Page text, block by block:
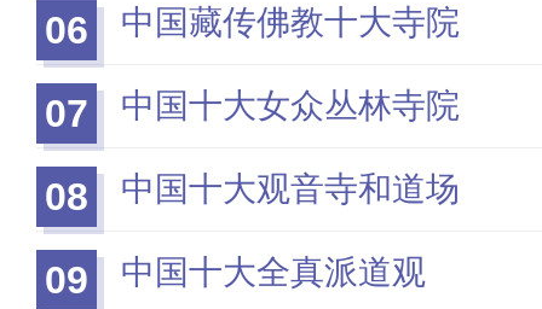
06 中国藏传佛教十大寺院
07 中国十大女众丛林寺院
08 中国十大观音寺和道场
09 中国十大全真派道观